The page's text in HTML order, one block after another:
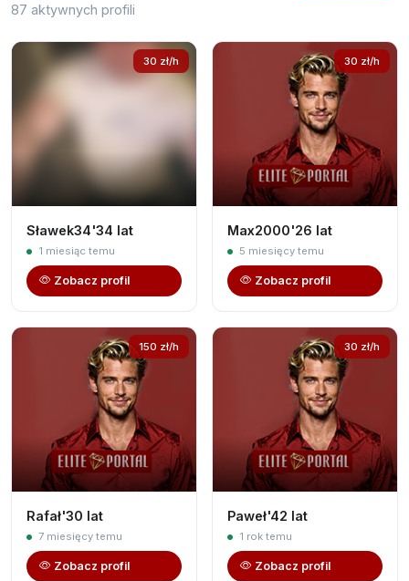
87 aktywnych profili
30 zł/h
Sławek34'34 lat
1 miesiąc temu
Zobacz profil
30 zł/h
Max2000'26 lat
5 miesięcy temu
Zobacz profil
150 zł/h
Rafał'30 lat
7 miesięcy temu
Zobacz profil
30 zł/h
Paweł'42 lat
1 rok temu
Zobacz profil